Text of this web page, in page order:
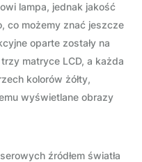
lampa, jednak jakość
co możemy znać jeszcze
oparte zostały na
matryce LCD, a każda
kolorów żółty,
wyświetlane obrazy
źródłem światła